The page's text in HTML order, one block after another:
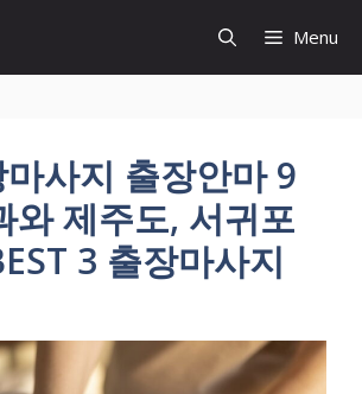
Menu
사지 출장안마 9
와 제주도, 서귀포
3 출장마사지